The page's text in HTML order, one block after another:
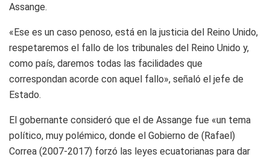
Assange.
«Ese es un caso penoso, está en la justicia del Reino Unido,
respetaremos el fallo de los tribunales del Reino Unido y,
como país, daremos todas las facilidades que
correspondan acorde con aquel fallo», señaló el jefe de
Estado.
El gobernante consideró que el de Assange fue «un tema
político, muy polémico, donde el Gobierno de (Rafael)
Correa (2007-2017) forzó las leyes ecuatorianas para dar